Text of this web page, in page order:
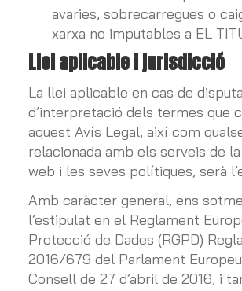
avaries, sobrecarregues o
xarxa no imputables a EL
Llei aplicable i jurisdicció
La llei aplicable en cas de
d’interpretació dels termes que
aquest Avís Legal, així com
relacionada amb els serveis de
web i les seves polítiques, serà
Amb caràcter general, ens
l’estipulat en el Reglament
Protecció de Dades (RGPD)
2016/679 del Parlament
Consell de 27 d’abril de 2016, i